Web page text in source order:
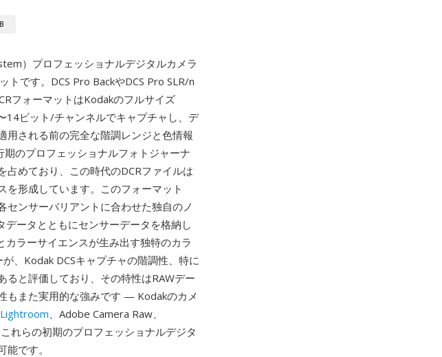
）プロフェッショナルデジタルカメラ
トです。DCS Pro BackやDCS Pro SLR/n
フォーマットはKodakのフルサイズ
14ビット/チャンネルでキャプチャし、デ
用される前の完全な階調レンジと色情報
のプロフェッショナルフォトジャーナ
占めており、この時代のDCRファイルは
を形成しています。このフォーマット
センサーバリアントに合わせた独自のノ
ータとともにセンサーデータを格納し
カラーサイエンスが生み出す独特のカラ
、Kodak DCSキャプチャの階調性、特に
と評価しており、その特性はRAWデー
もまた実用的な強みです — Kodakのカメ
Lightroom、Adobe Camera Raw、
れらの初期のプロフェッショナルデジタ
です。